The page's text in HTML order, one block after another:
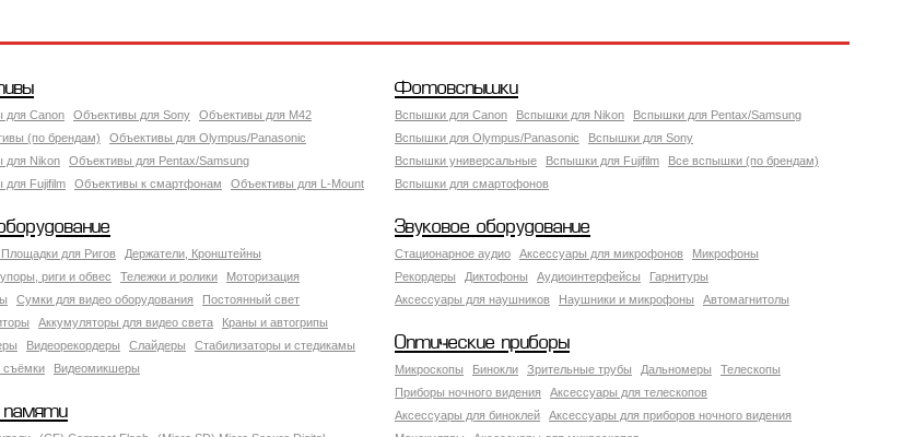
для Canon Объективы для Sony
Объективы для M42
(по брендам)
Объективы для Olympus/Panasonic
для Nikon
Объективы для Pentax/Samsung
для Fujifilm
Объективы к смартфонам Объективы для L-Mount
Фотовспышки
Вспышки для Canon Вспышки для Nikon
Вспышки для Pentax/Samsung
Вспышки для Olympus/Panasonic
Вспышки для Sony
Вспышки универсальные
Вспышки для Fujifilm
Все вспышки (по брендам)
Вспышки для смартофонов
для Ригов
Держатели, Кронштейны
риги и обвес
Тележки и ролики
Моторизация
Сумки для видео оборудования
Постоянный свет
Аккумуляторы для видео света
Краны и автогрипы
Видеорекордеры Слайдеры
Стабилизаторы и стедикамы
съёмки
Видеомикшеры
Звуковое оборудование
Стационарное аудио Аксессуары для микрофонов
Микрофоны
Рекордеры
Диктофоны Аудиоинтерфейсы
Гарнитуры
Аксессуары для наушников
Наушники и микрофоны Автомагнитолы
Оптические приборы
Микроскопы Бинокли Зрительные трубы Дальномеры
Телескопы
Приборы ночного видения
Аксессуары для телескопов
Аксессуары для биноклей
Аксессуары для приборов ночного видения